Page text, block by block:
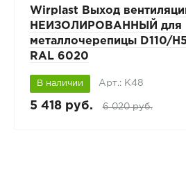
Wirplast Выход
НЕИЗОЛИРОВАННЫЙ для
металлочерепицы D110/
RAL 6020
В наличии Арт.: К48
5 418 руб. 6 020 руб.